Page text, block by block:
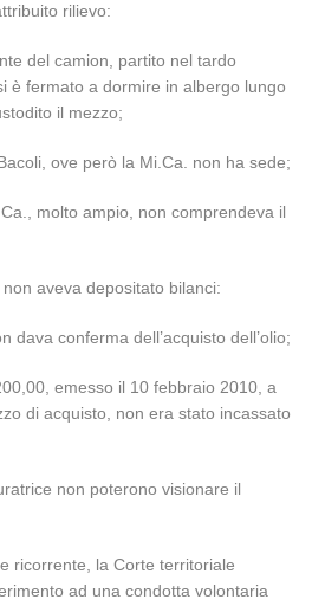
rilievo:
del camion, partito nel tardo
è fermato a dormire in albergo lungo
il mezzo;
ove però la Mi.Ca. non ha sede;
molto ampio, non comprendeva il
aveva depositato bilanci:
dava conferma dell’acquisto dell’olio;
emesso il 10 febbraio 2010, a
di acquisto, non era stato incassato
non poterono visionare il
ricorrente, la Corte territoriale
ad una condotta volontaria